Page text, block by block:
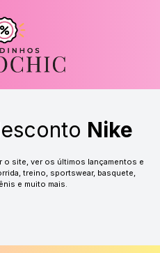
Nike
o site, ver os últimos lançamentos e
treino, sportswear, basquete,
e muito mais.